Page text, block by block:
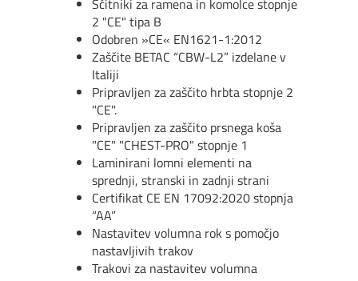
Ščitniki za ramena in komolce stopnje
2 "CE" tipa B
Odobren »CE« EN1621-1:2012
Zaščite BETAC “CBW-L2” izdelane v
Italiji
Pripravljen za zaščito hrbta stopnje 2
"CE".
Pripravljen za zaščito prsnega koša
"CE" "CHEST-PRO" stopnje 1
Laminirani lomni elementi na
sprednji, stranski in zadnji strani
Certifikat CE EN 17092:2020 stopnja
“AA”
Nastavitev volumna rok s pomočjo
nastavljivih trakov
Trakovi za nastavitev volumna